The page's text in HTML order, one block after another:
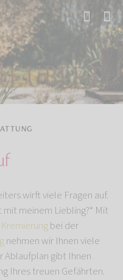
wirft viele Fragen auf.
meinem Liebling?“ Mit
Kremierungbei der
nehmen wir Ihnen viele
Ablaufplan gibt Ihnen
Ihres treuen Gefährten.